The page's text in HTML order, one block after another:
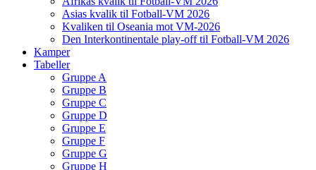
Asias kvalik til Fotball-VM 2026
Kvaliken til Oseania mot VM-2026
Den Interkontinentale play-off til Fotball-VM 2026
Kamper
Tabeller
Gruppe A
Gruppe B
Gruppe C
Gruppe D
Gruppe E
Gruppe F
Gruppe G
Gruppe H